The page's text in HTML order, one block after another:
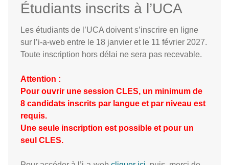
Étudiants inscrits à l’UCA
Les étudiants de l’UCA doivent s’inscrire en ligne
sur l’i-a-web entre le 18 janvier et le 11 février 2027.
Toute inscription hors délai ne sera pas recevable.
Attention :
Pour ouvrir une session CLES, un minimum de
8 candidats inscrits par langue et par niveau est
requis.
Une seule inscription est possible et pour un
seul CLES.